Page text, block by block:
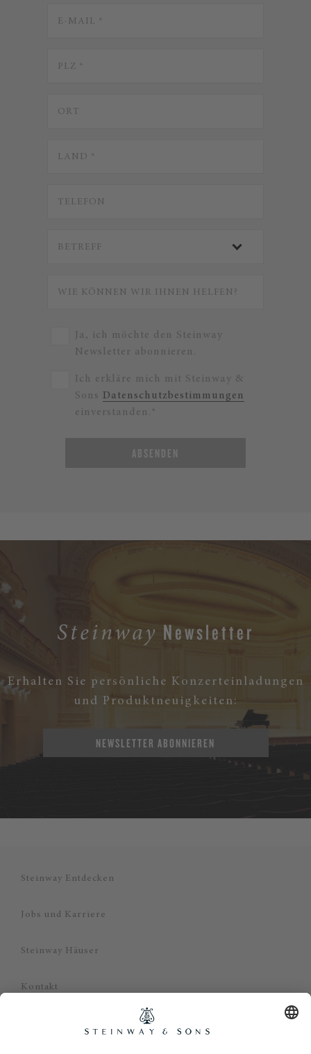
Ja, ich möchte den Steinway
Newsletter abonnieren.
Ich erkläre mich mit Steinway &
Sons Datenschutzbestimmungen
einverstanden.*
ABSENDEN
Steinway Newsletter
Erhalten Sie persönliche Konzerteinladungen
und Produktneuigkeiten:
NEWSLETTER ABONNIEREN
Steinway Entdecken
Jobs und Karriere
Steinway Häuser
Kontakt